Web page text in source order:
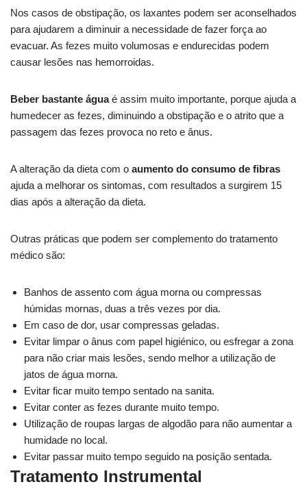
Nos casos de obstipação, os laxantes podem ser aconselhados
para ajudarem a diminuir a necessidade de fazer força ao
evacuar. As fezes muito volumosas e endurecidas podem
causar lesões nas hemorroidas.
Beber bastante águaé assim muito importante, porque ajuda a
humedecer as fezes, diminuindo a obstipação e o atrito que a
passagem das fezes provoca no reto e ânus.
A alteração da dieta com o aumento do consumo de fibras
ajuda a melhorar os sintomas, com resultados a surgirem 15
dias após a alteração da dieta.
Outras práticas que podem ser complemento do tratamento
médico são:
Banhos de assento com água morna ou compressas
húmidas mornas, duas a três vezes por dia.
Em caso de dor, usar compressas geladas.
Evitar limpar o ânus com papel higiénico, ou esfregar a zona
para não criar mais lesões, sendo melhor a utilização de
jatos de água morna.
Evitar ficar muito tempo sentado na sanita.
Evitar conter as fezes durante muito tempo.
Utilização de roupas largas de algodão para não aumentar a
humidade no local.
Evitar passar muito tempo seguido na posição sentada.
Tratamento Instrumental